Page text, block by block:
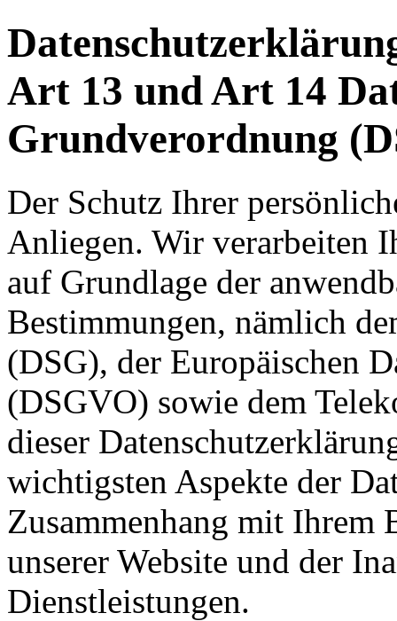
Art 13 und Art 14
Grundverordnung
Der Schutz Ihrer
Anliegen. Wir verarbeiten
auf Grundlage der
Bestimmungen, nämlich
(DSG), der Europäischen
(DSGVO) sowie dem
dieser
wichtigsten Aspekte der
Zusammenhang mit Ihrem
unserer Website und der
Dienstleistungen.